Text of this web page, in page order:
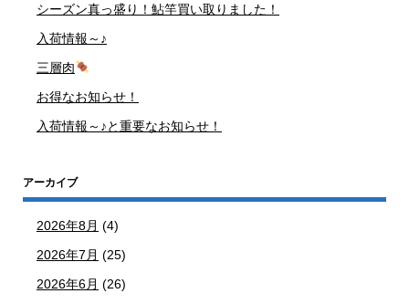
シーズン真っ盛り！鮎竿買い取りました！
入荷情報～♪
三層肉
お得なお知らせ！
入荷情報～♪と重要なお知らせ！
アーカイブ
2026年8月 (4)
2026年7月 (25)
2026年6月 (26)